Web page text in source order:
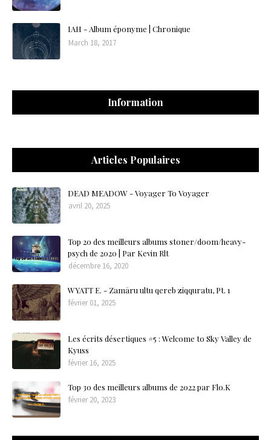
IAH - Album éponyme | Chronique
March 18, 2017
Information
Articles Populaires
DEAD MEADOW - Voyager To Voyager
avril 20, 2025
Top 20 des meilleurs albums stoner/doom/heavy-
psych de 2020 | Par Kevin Rlt
décembre 16, 2020
WYATT E. - Zamāru ultu qereb ziqquratu, Pt. 1
février 01, 2025
Les écrits désertiques #5 : Welcome to Sky Valley de
Kyuss
février 16, 2025
Top 30 des meilleurs albums de 2022 par Flo.K
février 20, 2023